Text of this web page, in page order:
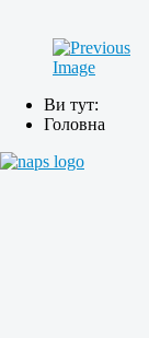
Ви тут:
Головна